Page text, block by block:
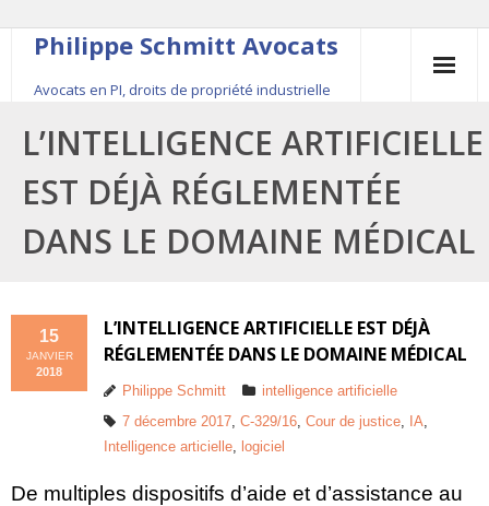
Philippe Schmitt Avocats
Avocats en PI, droits de propriété industrielle
45, rue Saint-Anne, 75001 Paris, +33 (0)1 84 16 35
54
Contact
Publications
Actualité
L’INTELLIGENCE ARTIFICIELLE
EST DÉJÀ RÉGLEMENTÉE
DANS LE DOMAINE MÉDICAL
L’INTELLIGENCE ARTIFICIELLE EST DÉJÀ
RÉGLEMENTÉE DANS LE DOMAINE MÉDICAL
15
JANVIER
2018
Philippe Schmitt
intelligence artificielle
7 décembre 2017, C-329/16, Cour de justice, IA,
Intelligence articielle, logiciel
De multiples dispositifs d’aide et d’assistance au